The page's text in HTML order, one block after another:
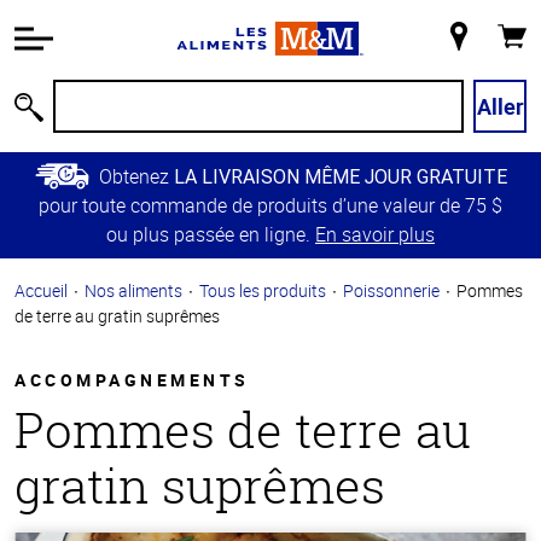
relative à
Passer
contenu
principal
Retour à
principale
magasin
Aller
Obtenez LA LIVRAISON MÊME JOUR GRATUITE
pour toute commande de produits d’une valeur de 75 $
ou plus passée en ligne. En savoir plus
Accueil Nos aliments Tous les produits Poissonnerie
Pommes
de terre au gratin suprêmes
ACCOMPAGNEMENTS
Pommes de terre au
gratin suprêmes